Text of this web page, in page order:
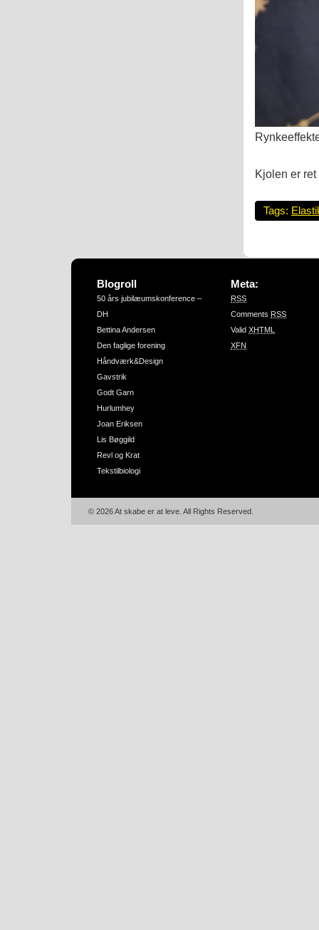
Kjolen er
Tags:
Blogroll
50 års jubilæumskonference –
DH
Bettina Andersen
Den faglige forening
Håndværk&Design
Gavstrik
Godt Garn
Hurlumhey
Joan Eriksen
Lis Bøggild
Revl og Krat
Tekstilbiologi
Meta:
RSS
Comments RSS
Valid XHTML
XFN
© 2026 At skabe er at leve. All Rights Reserved.